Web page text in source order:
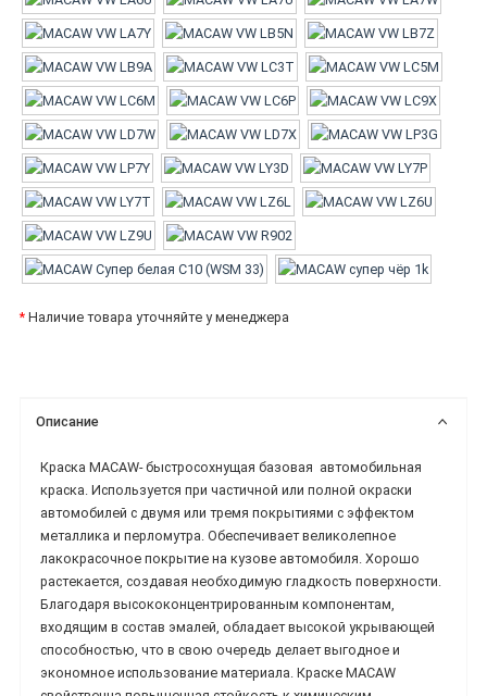
* Наличие товара уточняйте у менеджера
Описание
Краска MACAW-быстросохнущая базовая автомобильная
краска. Используется при частичной или полной окраски
автомобилей с двумя или тремя покрытиями с эффектом
металлика и перломутра. Обеспечивает великолепное
лакокрасочное покрытие на кузове автомобиля. Хорошо
растекается, создавая необходимую гладкость поверхности.
Благодаря высококонцентрированным компонентам,
входящим в состав эмалей, обладает высокой укрывающей
способностью, что в свою очередь делает выгодное и
экономное использование материала. Краске MACAW